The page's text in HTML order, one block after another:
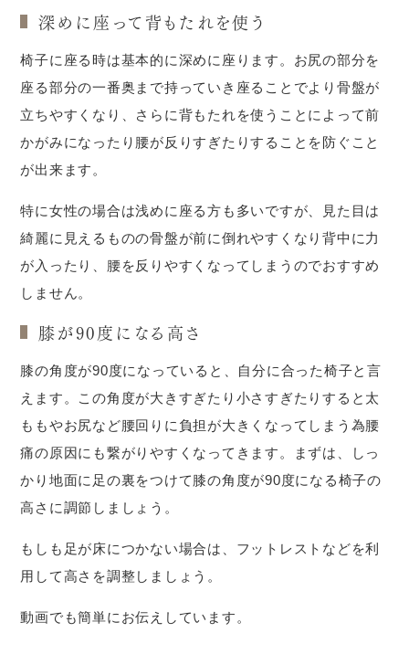
深めに座って背もたれを使う
椅子に座る時は基本的に深めに座ります。お尻の部分を
座る部分の一番奥まで持っていき座ることでより骨盤が
立ちやすくなり、さらに背もたれを使うことによって前
かがみになったり腰が反りすぎたりすることを防ぐこと
が出来ます。
特に女性の場合は浅めに座る方も多いですが、見た目は
綺麗に見えるものの骨盤が前に倒れやすくなり背中に力
が入ったり、腰を反りやすくなってしまうのでおすすめ
しません。
膝が90度になる高さ
膝の角度が90度になっていると、自分に合った椅子と言
えます。この角度が大きすぎたり小さすぎたりすると太
ももやお尻など腰回りに負担が大きくなってしまう為腰
痛の原因にも繋がりやすくなってきます。まずは、しっ
かり地面に足の裏をつけて膝の角度が90度になる椅子の
高さに調節しましょう。
もしも足が床につかない場合は、フットレストなどを利
用して高さを調整しましょう。
動画でも簡単にお伝えしています。